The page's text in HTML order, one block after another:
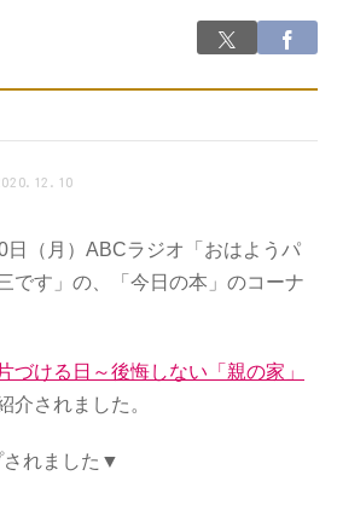
日（月）ABCラジオ「おはようパ
です」の、「今日の本」のコーナ
づける日～後悔しない「親の家」
介されました。
されました▼